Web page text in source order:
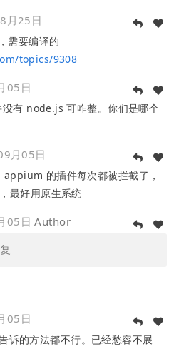
月25日
需要编译的
topics/9308
05日
有 node.js 可咋整。你们是哪个
月05日
的插件每次都被拦截了，
最好用原生系统
05日 Author
05日
诉的方法都不行。已经愁容不展